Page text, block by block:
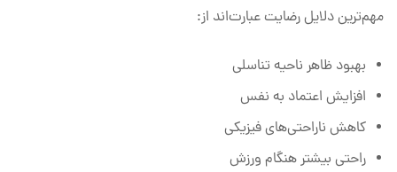
مهم‌ترین دلایل رضایت عبارت‌اند از:
بهبود ظاهر ناحیه تناسلی
افزایش اعتماد به نفس
کاهش ناراحتی‌های فیزیکی
راحتی بیشتر هنگام ورزش